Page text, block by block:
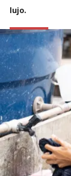
lujo.